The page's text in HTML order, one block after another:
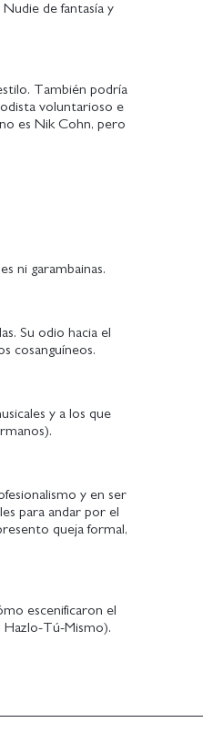
de fantasía y
También podría
voluntarioso e
es Nik Cohn, pero
ni garambainas.
Su odio hacia el
cosanguíneos.
y a los que
y en ser
para andar por el
queja formal,
escenificaron el
Hazlo-Tú-Mismo).